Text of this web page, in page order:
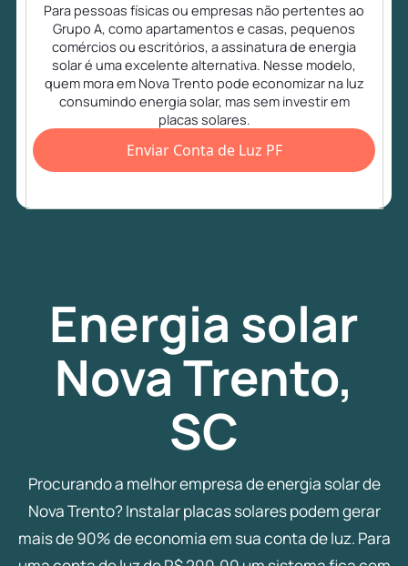
Para pessoas físicas ou empresas não pertentes ao
Grupo A, como apartamentos e casas, pequenos
comércios ou escritórios, a assinatura de energia
solar é uma excelente alternativa. Nesse modelo,
quem mora em Nova Trento pode economizar na luz
consumindo energia solar, mas sem investir em
placas solares.
Enviar Conta de Luz PF
Energia solar
Nova Trento,
SC
Procurando a melhor empresa de energia solar de
Nova Trento? Instalar placas solares podem gerar
mais de 90% de economia em sua conta de luz. Para